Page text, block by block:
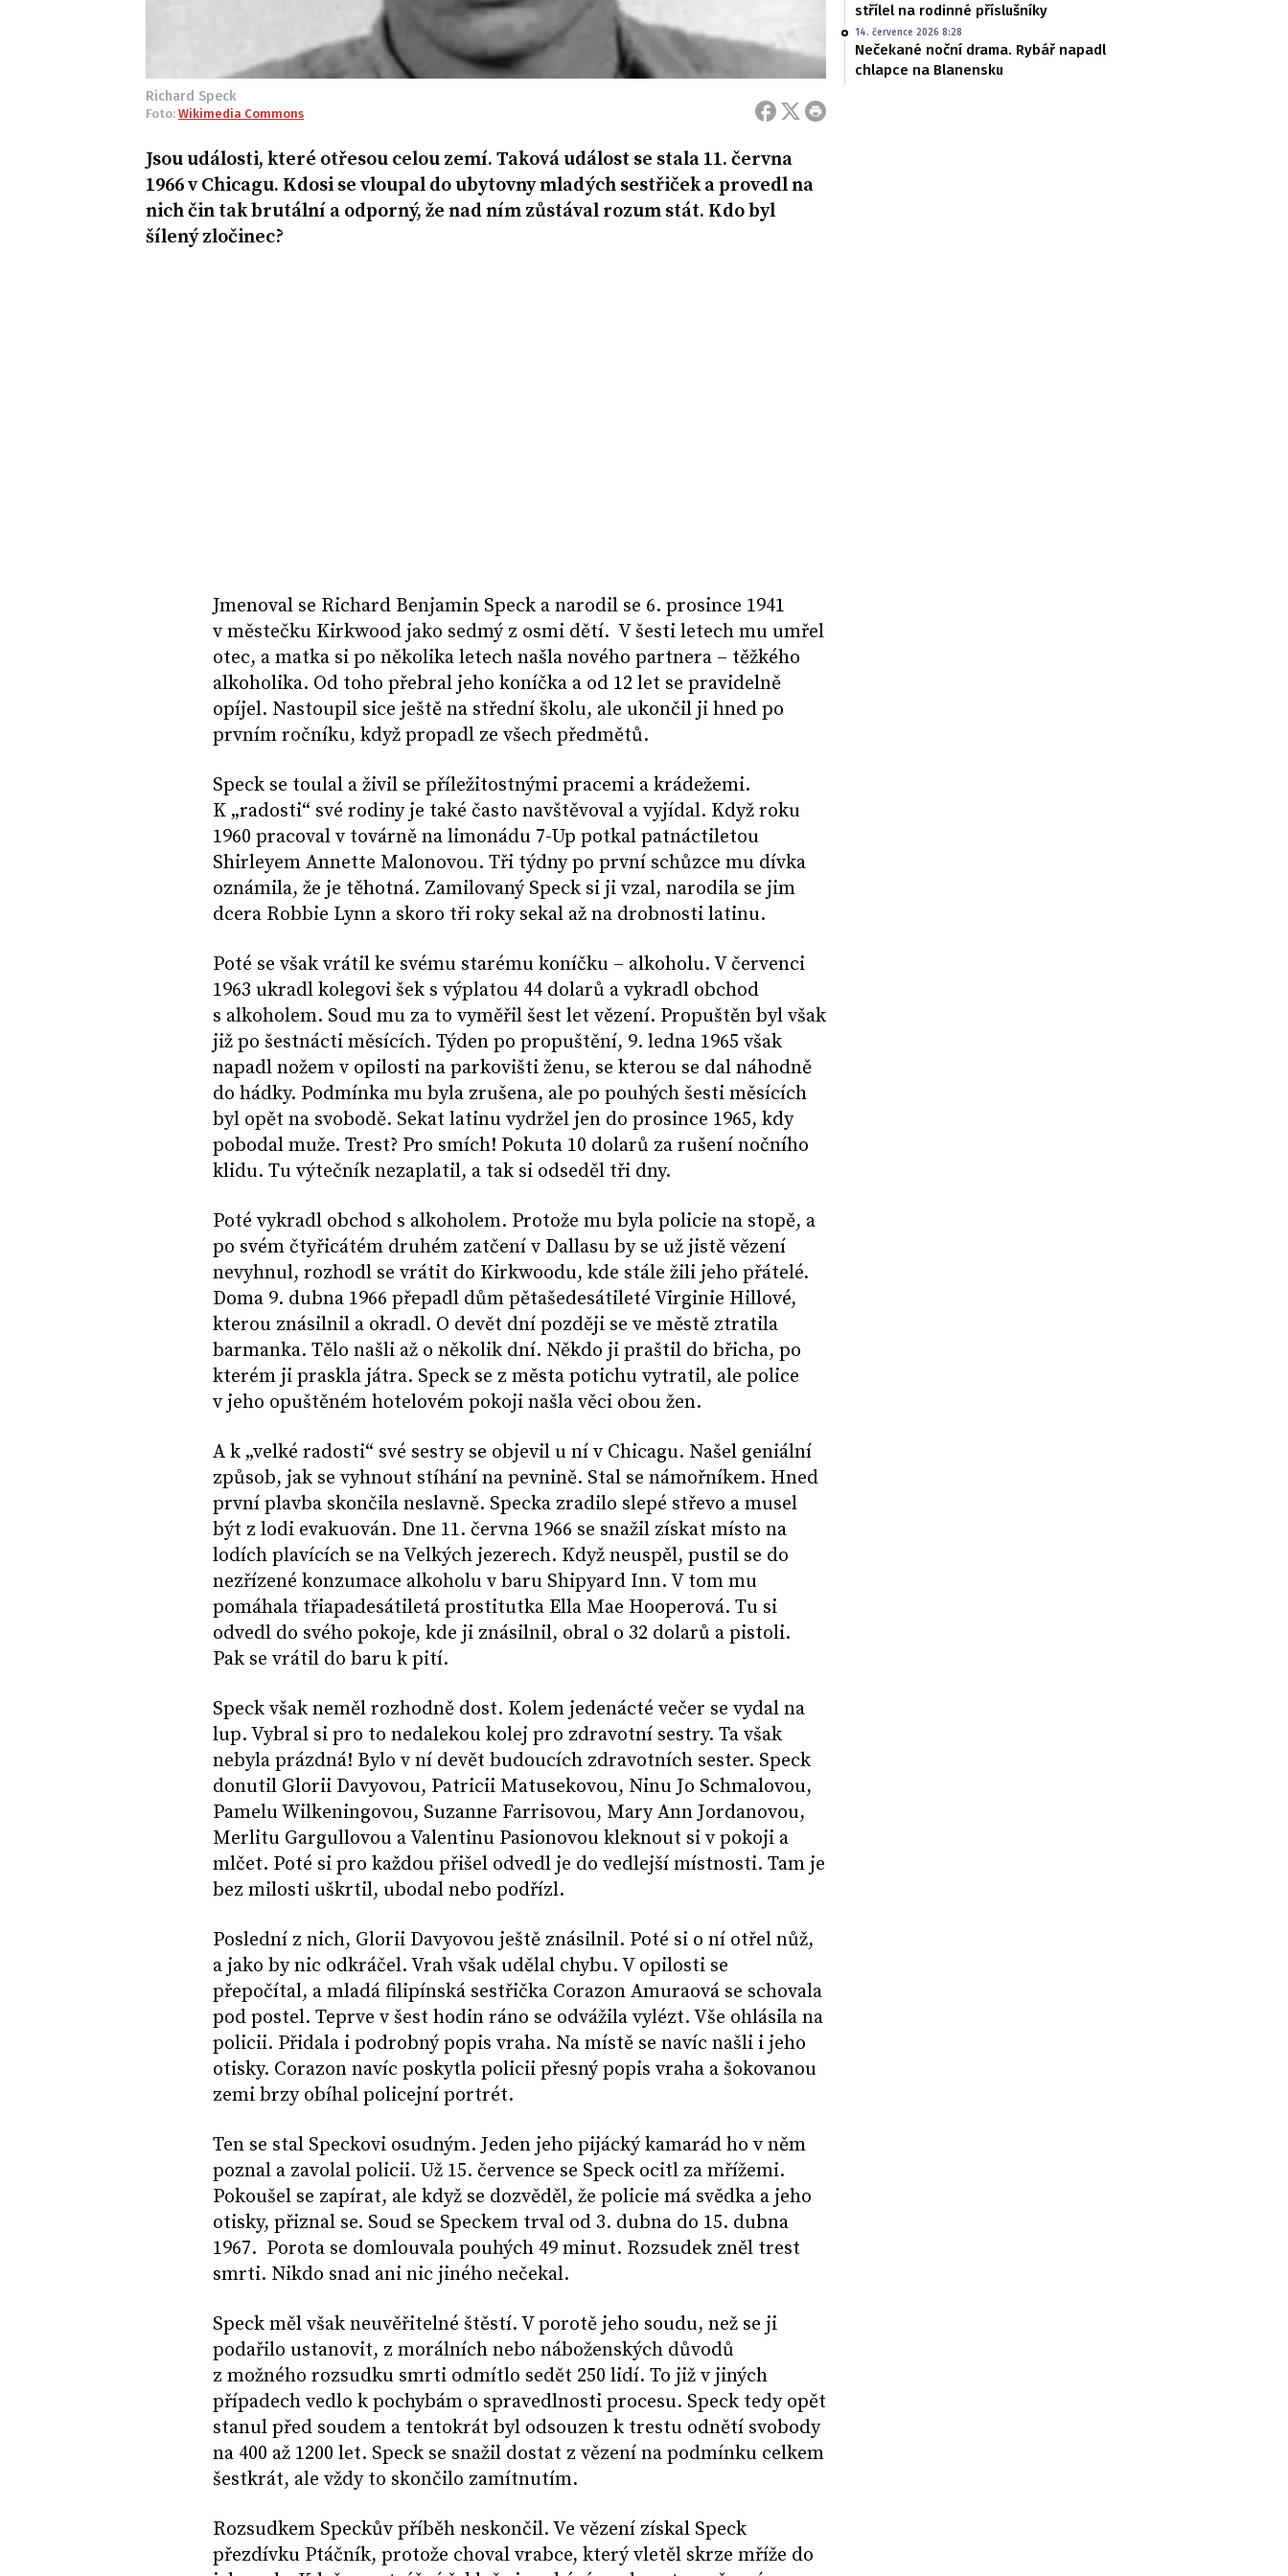
Richard Speck
Foto: Wikimedia Commons
Jsou události, které otřesou celou zemí. Taková událost se stala 11. června
1966 v Chicagu. Kdosi se vloupal do ubytovny mladých sestřiček a provedl na
nich čin tak brutální a odporný, že nad ním zůstával rozum stát. Kdo byl
šílený zločinec?
Jmenoval se Richard Benjamin Speck a narodil se 6. prosince 1941
v městečku Kirkwood jako sedmý z osmi dětí. V šesti letech mu umřel
otec, a matka si po několika letech našla nového partnera – těžkého
alkoholika. Od toho přebral jeho koníčka a od 12 let se pravidelně
opíjel. Nastoupil sice ještě na střední školu, ale ukončil ji hned po
prvním ročníku, když propadl ze všech předmětů.
Speck se toulal a živil se příležitostnými pracemi a krádežemi.
K „radosti“ své rodiny je také často navštěvoval a vyjídal. Když roku
1960 pracoval v továrně na limonádu 7-Up potkal patnáctiletou
Shirleyem Annette Malonovou. Tři týdny po první schůzce mu dívka
oznámila, že je těhotná. Zamilovaný Speck si ji vzal, narodila se jim
dcera Robbie Lynn a skoro tři roky sekal až na drobnosti latinu.
Poté se však vrátil ke svému starému koníčku – alkoholu. V červenci
1963 ukradl kolegovi šek s výplatou 44 dolarů a vykradl obchod
s alkoholem. Soud mu za to vyměřil šest let vězení. Propuštěn byl však
již po šestnácti měsících. Týden po propuštění, 9. ledna 1965 však
napadl nožem v opilosti na parkovišti ženu, se kterou se dal náhodně
do hádky. Podmínka mu byla zrušena, ale po pouhých šesti měsících
byl opět na svobodě. Sekat latinu vydržel jen do prosince 1965, kdy
pobodal muže. Trest? Pro smích! Pokuta 10 dolarů za rušení nočního
klidu. Tu výtečník nezaplatil, a tak si odseděl tři dny.
Poté vykradl obchod s alkoholem. Protože mu byla policie na stopě, a
po svém čtyřicátém druhém zatčení v Dallasu by se už jistě vězení
nevyhnul, rozhodl se vrátit do Kirkwoodu, kde stále žili jeho přátelé.
Doma 9. dubna 1966 přepadl dům pětašedesátileté Virginie Hillové,
kterou znásilnil a okradl. O devět dní později se ve městě ztratila
barmanka. Tělo našli až o několik dní. Někdo ji praštil do břicha, po
kterém ji praskla játra. Speck se z města potichu vytratil, ale police
v jeho opuštěném hotelovém pokoji našla věci obou žen.
A k „velké radosti“ své sestry se objevil u ní v Chicagu. Našel geniální
způsob, jak se vyhnout stíhání na pevnině. Stal se námořníkem. Hned
první plavba skončila neslavně. Specka zradilo slepé střevo a musel
být z lodi evakuován. Dne 11. června 1966 se snažil získat místo na
lodích plavících se na Velkých jezerech. Když neuspěl, pustil se do
nezřízené konzumace alkoholu v baru Shipyard Inn. V tom mu
pomáhala třiapadesátiletá prostitutka Ella Mae Hooperová. Tu si
odvedl do svého pokoje, kde ji znásilnil, obral o 32 dolarů a pistoli.
Pak se vrátil do baru k pití.
Speck však neměl rozhodně dost. Kolem jedenácté večer se vydal na
lup. Vybral si pro to nedalekou kolej pro zdravotní sestry. Ta však
nebyla prázdná! Bylo v ní devět budoucích zdravotních sester. Speck
donutil Glorii Davyovou, Patricii Matusekovou, Ninu Jo Schmalovou,
Pamelu Wilkeningovou, Suzanne Farrisovou, Mary Ann Jordanovou,
Merlitu Gargullovou a Valentinu Pasionovou kleknout si v pokoji a
mlčet. Poté si pro každou přišel odvedl je do vedlejší místnosti. Tam je
bez milosti uškrtil, ubodal nebo podřízl.
Poslední z nich, Glorii Davyovou ještě znásilnil. Poté si o ní otřel nůž,
a jako by nic odkráčel. Vrah však udělal chybu. V opilosti se
přepočítal, a mladá filipínská sestřička Corazon Amuraová se schovala
pod postel. Teprve v šest hodin ráno se odvážila vylézt. Vše ohlásila na
policii. Přidala i podrobný popis vraha. Na místě se navíc našli i jeho
otisky. Corazon navíc poskytla policii přesný popis vraha a šokovanou
zemi brzy obíhal policejní portrét.
Ten se stal Speckovi osudným. Jeden jeho pijácký kamarád ho v něm
poznal a zavolal policii. Už 15. července se Speck ocitl za mřížemi.
Pokoušel se zapírat, ale když se dozvěděl, že policie má svědka a jeho
otisky, přiznal se. Soud se Speckem trval od 3. dubna do 15. dubna
1967. Porota se domlouvala pouhých 49 minut. Rozsudek zněl trest
smrti. Nikdo snad ani nic jiného nečekal.
Speck měl však neuvěřitelné štěstí. V porotě jeho soudu, než se ji
podařilo ustanovit, z morálních nebo náboženských důvodů
z možného rozsudku smrti odmítlo sedět 250 lidí. To již v jiných
případech vedlo k pochybám o spravedlnosti procesu. Speck tedy opět
stanul před soudem a tentokrát byl odsouzen k trestu odnětí svobody
na 400 až 1200 let. Speck se snažil dostat z vězení na podmínku celkem
šestkrát, ale vždy to skončilo zamítnutím.
Rozsudkem Speckův příběh neskončil. Ve vězení získal Speck
přezdívku Ptáčník, protože choval vrabce, který vletěl skrze mříže do
střílel na rodinné příslušníky
14. července 2026 8:28
Nečekané noční drama. Rybář napadl
chlapce na Blanensku